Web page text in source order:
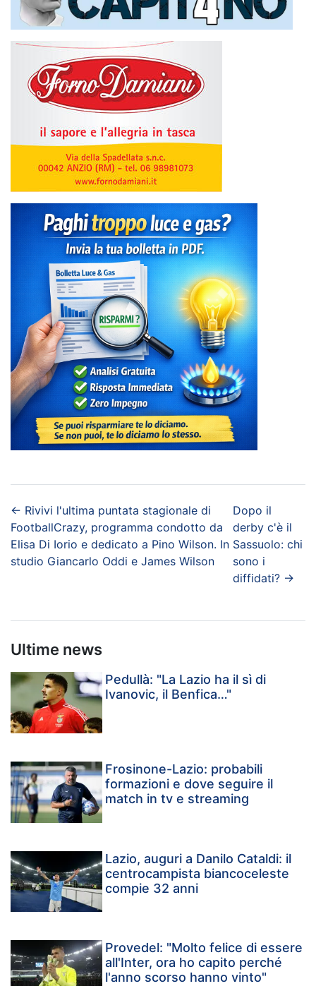
← Rivivi l'ultima puntata stagionale di
FootballCrazy, programma condotto da
Elisa Di Iorio e dedicato a Pino Wilson. In
studio Giancarlo Oddi e James Wilson
Dopo il
derby c'è il
Sassuolo: chi
sono i
diffidati? →
Ultime news
Pedullà: "La Lazio ha il sì di
Ivanovic, il Benfica…"
Frosinone-Lazio: probabili
formazioni e dove seguire il
match in tv e streaming
Lazio, auguri a Danilo Cataldi: il
centrocampista biancoceleste
compie 32 anni
Provedel: "Molto felice di essere
all'Inter, ora ho capito perché
l'anno scorso hanno vinto"